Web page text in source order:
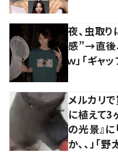
夜、虫取
感”→直後
ｗ」「ギャ
メルカリ
に植えて
の光景』
か、、」「